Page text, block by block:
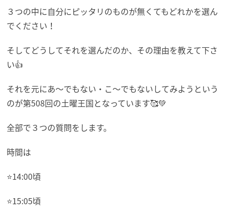
３つの中に自分にピッタリのものが無くてもどれかを選ん
でください！
そしてどうしてそれを選んだのか、その理由を教えて下さ
い👍
それを元にあ～でもない・こ～でもないしてみようという
のが第508回の土曜王国となっています🥰💚
全部で３つの質問をします。
時間は
⭐14:00頃
⭐15:05頃